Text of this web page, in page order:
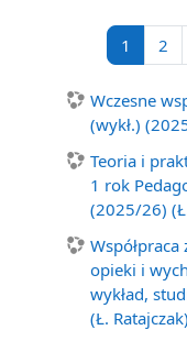
1 Strona 1
2
Wczesne
(wykł.)
Teoria i
1 rok
(2025/26)
opieki i
wykład,
(Ł. Ratajczak)